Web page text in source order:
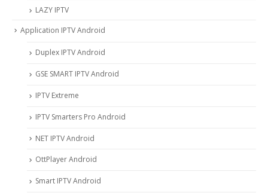
LAZY IPTV
Application IPTV Android
Duplex IPTV Android
GSE SMART IPTV Android
IPTV Extreme
IPTV Smarters Pro Android
NET IPTV Android
OttPlayer Android
Smart IPTV Android